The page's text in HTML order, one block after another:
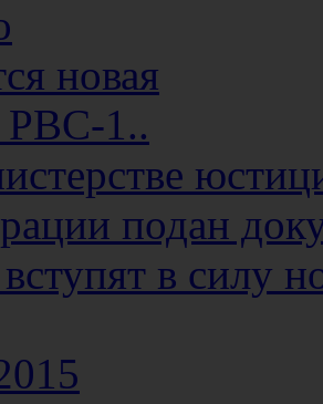
подан
в силу